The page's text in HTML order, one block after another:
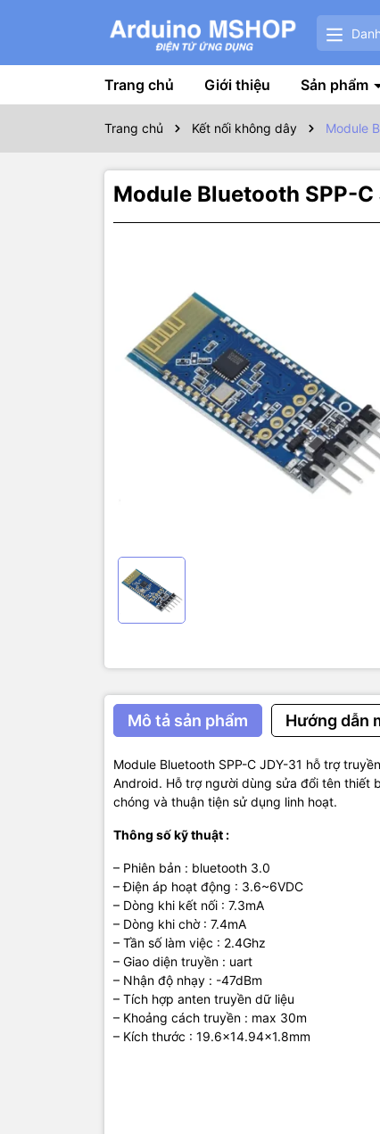
Trang chủ Giới thiệu Sản phẩm
Trang chủ Kết nối không dây Module
Module Bluetooth SPP-C
Mô tả sản phẩm Hướng dẫn
Module Bluetooth SPP-C JDY-31 hỗ trợ
Android. Hỗ trợ người dùng sửa đổi tên thiết
chóng và thuận tiện sử dụng linh hoạt.
Thông số kỹ thuật :
– Phiên bản : bluetooth 3.0
– Điện áp hoạt động : 3.6~6VDC
– Dòng khi kết nối : 7.3mA
– Dòng khi chờ : 7.4mA
– Tần số làm việc : 2.4Ghz
– Giao diện truyền : uart
– Nhận độ nhạy : -47dBm
– Tích hợp anten truyền dữ liệu
– Khoảng cách truyền : max 30m
– Kích thước : 19.6×14.94×1.8mm
Linux,
nhanh
Thông
– Phiên
– Điện
– Tần